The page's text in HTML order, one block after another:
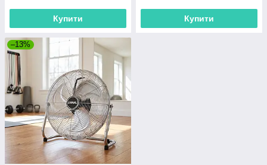
Купити Купити
–13%